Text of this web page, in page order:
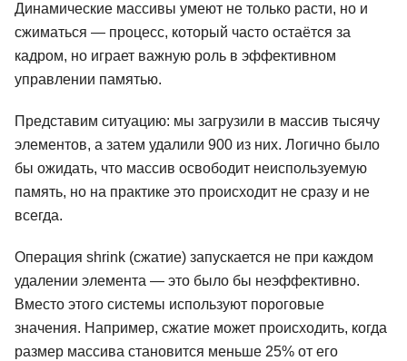
Динамические массивы умеют не только расти, но и
сжиматься — процесс, который часто остаётся за
кадром, но играет важную роль в эффективном
управлении памятью.
Представим ситуацию: мы загрузили в массив тысячу
элементов, а затем удалили 900 из них. Логично было
бы ожидать, что массив освободит неиспользуемую
память, но на практике это происходит не сразу и не
всегда.
Операция shrink (сжатие) запускается не при каждом
удалении элемента — это было бы неэффективно.
Вместо этого системы используют пороговые
значения. Например, сжатие может происходить, когда
размер массива становится меньше 25% от его